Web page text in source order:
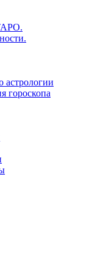
астрологии
гороскопа